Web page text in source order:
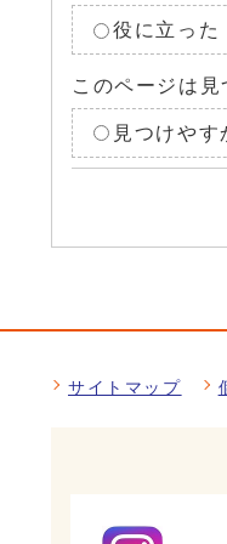
役に立った
このページは見
見つけやす
サイトマップ